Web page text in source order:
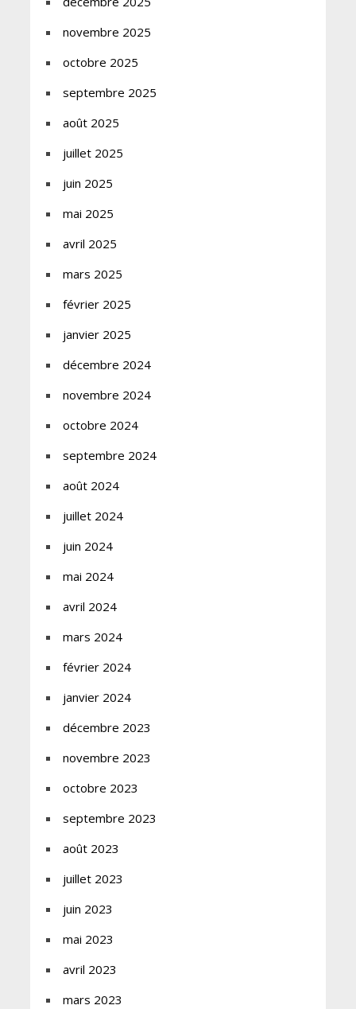
novembre 2025
octobre 2025
septembre 2025
août 2025
juillet 2025
juin 2025
mai 2025
avril 2025
mars 2025
février 2025
janvier 2025
décembre 2024
novembre 2024
octobre 2024
septembre 2024
août 2024
juillet 2024
juin 2024
mai 2024
avril 2024
mars 2024
février 2024
janvier 2024
décembre 2023
novembre 2023
octobre 2023
septembre 2023
août 2023
juillet 2023
juin 2023
mai 2023
avril 2023
mars 2023